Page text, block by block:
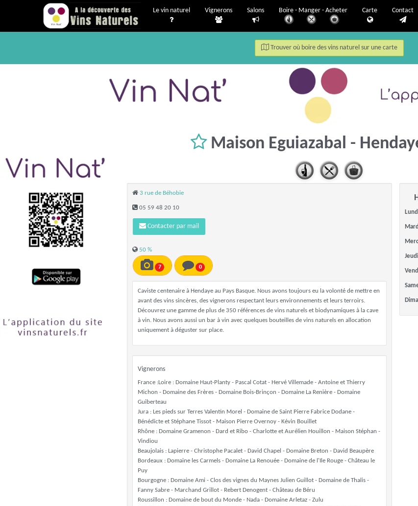
Le vin naturel Vignerons Salons Boire - Manger - Acheter Carte Contact
Trouver où boire des vins naturel sur une carte
Maison Eguiazabal -
3 rue de Béhobie
05 59 48 20 10
Contacter par mail
50 %
7 0
Caviste centenaire à Hendaye au Pays Basque. Nous avons toujours eu la volonté de mettre en
avant des vins sincères, des vignerons respectant leurs environnements et leurs terroirs.
Découvrez une gamme de plus de 350 références de vins naturels et biodynamiques à la cave
à vin. Nous avons aussi un bar à vin avec quelques bouteilles de vins naturels en allocation
uniquement à déguster sur place.
Vignerons
France :Loire : Domaine Haut-Planty - Pascal Cotat - Hervé Villemade - Antoine et Thierry
Michon - Domaine des Frères - Domaine Bois-Brinçon - Domaine La Renière - Domaine
Guiberteau
Jura : Les pieds sur Terres Valentin Morel - Domaine de Saint Pierre Fabrice Dodane -
Bénédicte et Stéphane Tissot - Maison Pierre Overnoy - Kévin Bouillet
Rhône : Domaine Gramenon - Dard et Ribo - Charlotte et Aurélien Houillon - Maison Stéphan -
Vindiou
Beaujolais : Lapierre - Christophe Pacalet - David Chapel - Domaine Breton - David Beaupère
Bordeaux : Domaine les Carmels - Domaine La Renouée - Domaine de l'Ile Rouge - Château le
Puy
Bourgogne : Domaine Ami - Clos des vignes du Maynes Julien Guillot - Domaine de Thalis -
Fanny Sabre - Marchand Grillot - Rebert Denogent - Château de Béru
Roussillon : Domaine de bout du Monde - Nada - Domaine Arletaz - Zulu